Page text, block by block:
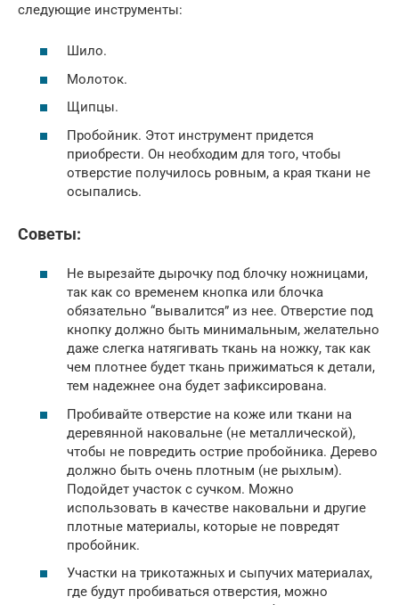
следующие инструменты:
Шило.
Молоток.
Щипцы.
Пробойник. Этот инструмент придется
приобрести. Он необходим для того, чтобы
отверстие получилось ровным, а края ткани не
осыпались.
Советы:
Не вырезайте дырочку под блочку ножницами,
так как со временем кнопка или блочка
обязательно “вывалится” из нее. Отверстие под
кнопку должно быть минимальным, желательно
даже слегка натягивать ткань на ножку, так как
чем плотнее будет ткань прижиматься к детали,
тем надежнее она будет зафиксирована.
Пробивайте отверстие на коже или ткани на
деревянной наковальне (не металлической),
чтобы не повредить острие пробойника. Дерево
должно быть очень плотным (не рыхлым).
Подойдет участок с сучком. Можно
использовать в качестве наковальни и другие
плотные материалы, которые не повредят
пробойник.
Участки на трикотажных и сыпучих материалах,
где будут пробиваться отверстия, можно